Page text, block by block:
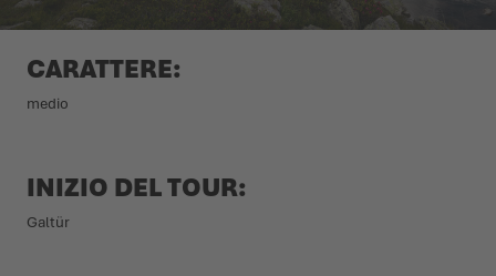
LOWA PROFESSIONAL
LOWA PROFESSIONAL
PODCAST
CARRIERA
CARATTERE:
medio
INIZIO DEL TOUR:
Galtür